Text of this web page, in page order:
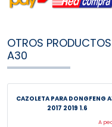
OTROS
A30
CAZOLETA PARA DONGFENG
2017 2019 1.6
A